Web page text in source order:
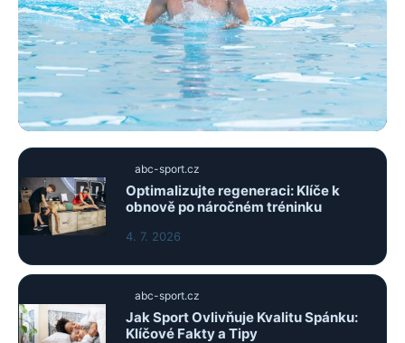
Zvyšte svůj sportovní výkon:
Nejlepší dechové techniky pro
atlety
5. 7. 2026· 9 min čtení
abc-sport.cz
Optimalizujte regeneraci: Klíče k
obnově po náročném tréninku
4. 7. 2026
abc-sport.cz
Jak Sport Ovlivňuje Kvalitu Spánku:
Klíčové Fakty a Tipy